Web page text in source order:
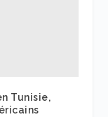
Tunisie,